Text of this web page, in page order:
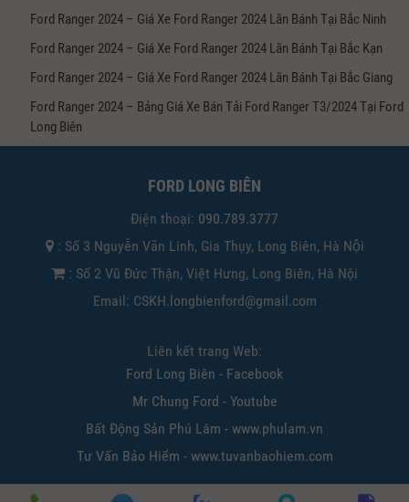
Ford Ranger 2024 – Giá Xe Ford Ranger 2024 Lăn Bánh Tại Bắc Ninh
Ford Ranger 2024 – Giá Xe Ford Ranger 2024 Lăn Bánh Tại Bắc Kạn
Ford Ranger 2024 – Giá Xe Ford Ranger 2024 Lăn Bánh Tại Bắc Giang
Ford Ranger 2024 – Bảng Giá Xe Bán Tải Ford Ranger T3/2024 Tại Ford
Long Biên
FORD LONG BIÊN
Điện thoại: 090.789.3777
: Số 3 Nguyễn Văn Linh, Gia Thụy, Long Biên, Hà Nội
: Số 2 Vũ Đức Thận, Việt Hưng, Long Biên, Hà Nội
Email: CSKH.longbienford@gmail.com
Liên kết trang Web:
Ford Long Biên - Facebook
Mr Chung Ford - Youtube
Bất Động Sản Phú Lâm - www.phulam.vn
Tư Vấn Bảo Hiểm - www.tuvanbaohiem.com